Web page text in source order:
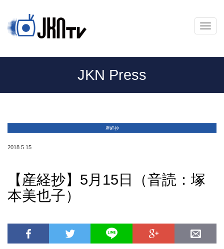
メ
ニ
ー
JKN Press
産経抄
2018.5.15
【産経抄】5月15日（音読：塚
本美也子）